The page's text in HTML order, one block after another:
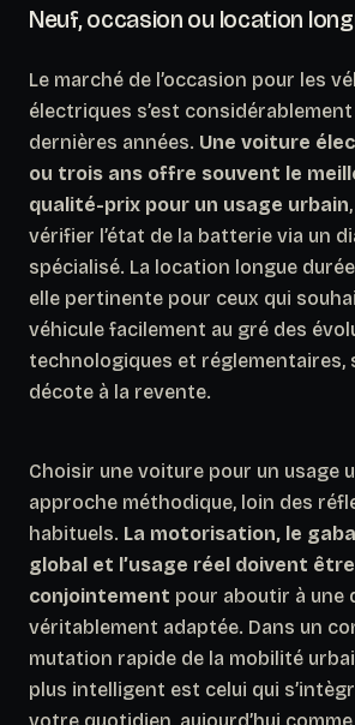
Neuf, occasion ou location
Le marché de l’occasion pour les
électriques s’est
dernières années. Une voiture
ou trois ans offre souvent le
qualité-prix pour un usage urbain
vérifier l’état de la batterie via un
spécialisé. La location longue
elle pertinente pour ceux qui
véhicule facilement au gré des
technologiques et réglementaires,
décote à la revente.
Choisir une voiture pour un usage
approche méthodique, loin des
habituels. La motorisation, le
global et l’usage réel doivent
conjointement pour aboutir à une
véritablement adaptée. Dans un
mutation rapide de la mobilité
plus intelligent est celui qui
votre quotidien, aujourd’hui